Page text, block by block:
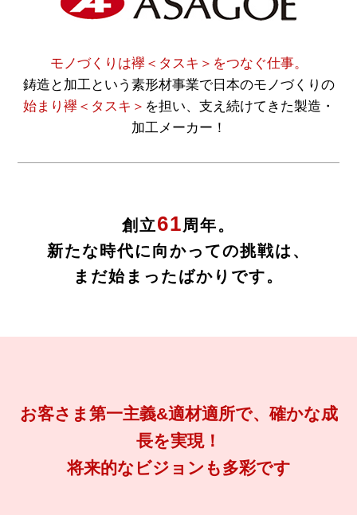
モノづくりは襷＜タスキ＞をつなぐ仕事。
鋳造と加工という素形材事業で日本のモノづくりの
始まり襷＜タスキ＞ を担い、支え続けてきた製造・
加工メーカー！
創立61周年。
新たな時代に向かっての挑戦は、
まだ始まったばかりです。
お客さま第一主義&適材適所で、確かな成
長を実現！
将来的なビジョンも多彩です